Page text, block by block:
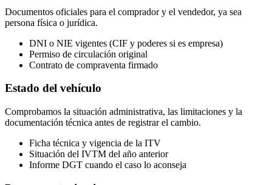
Documentos oficiales para el comprador y el vendedor, ya sea
persona física o jurídica.
DNI o NIE vigentes (CIF y poderes si es empresa)
Permiso de circulación original
Contrato de compraventa firmado
Estado del vehículo
Comprobamos la situación administrativa, las limitaciones y la
documentación técnica antes de registrar el cambio.
Ficha técnica y vigencia de la ITV
Situación del IVTM del año anterior
Informe DGT cuando el caso lo aconseja